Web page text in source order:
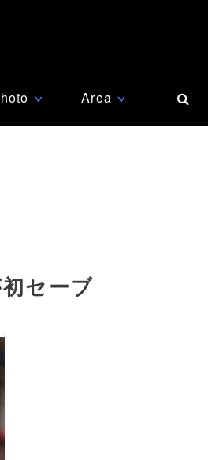
∨ Area ∨
セーブ